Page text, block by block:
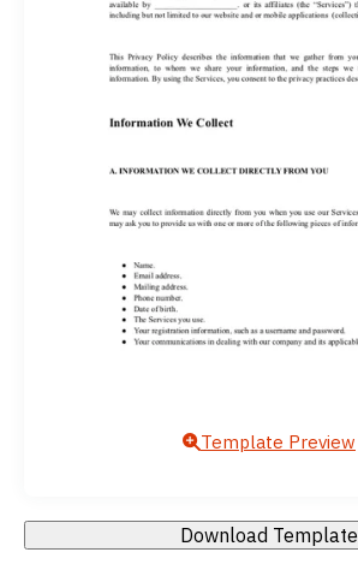
Template Preview
Download Template